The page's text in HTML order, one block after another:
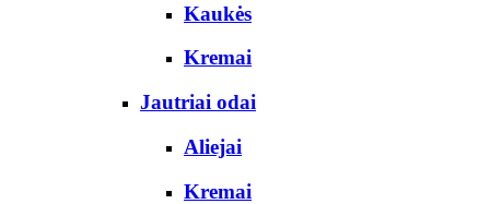
Kaukės
Kremai
Jautriai odai
Aliejai
Kremai